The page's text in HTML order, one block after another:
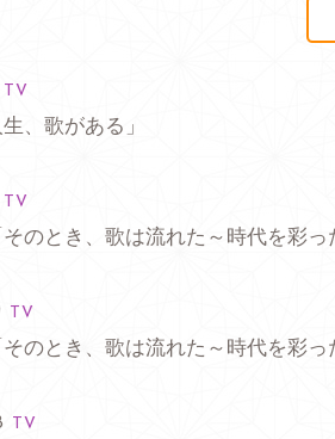
TV
、歌がある」
TV
のとき、歌は流れた～時代を彩っ
TV
のとき、歌は流れた～時代を彩っ
TV